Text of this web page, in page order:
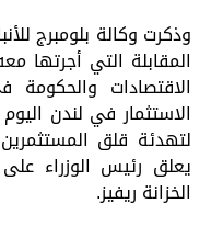
وذكرت وكالة بلومبرج
المقابلة التي أجرتها
الاقتصادات
الاستثمار في لندن
لتهدئة قلق
يعلق رئيس الوزراء
الخزانة ريفيز.